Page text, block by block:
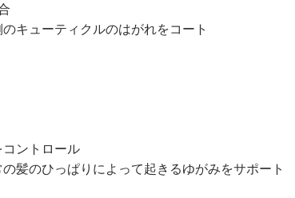
キューティクルのはがれをコート
ントロール
髪のひっぱりによって起きるゆがみをサポート